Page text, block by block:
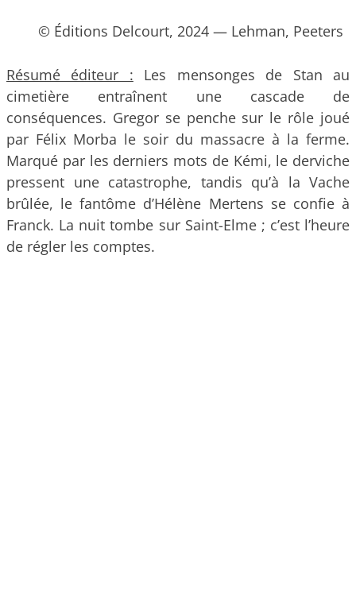
© Éditions Delcourt, 2024 — Lehman, Peeters
Résumé éditeur : Les mensonges de Stan au
cimetière entraînent une cascade de
conséquences. Gregor se penche sur le rôle joué
par Félix Morba le soir du massacre à la ferme.
Marqué par les derniers mots de Kémi, le derviche
pressent une catastrophe, tandis qu’à la Vache
brûlée, le fantôme d’Hélène Mertens se confie à
Franck. La nuit tombe sur Saint-Elme ; c’est l’heure
de régler les comptes.